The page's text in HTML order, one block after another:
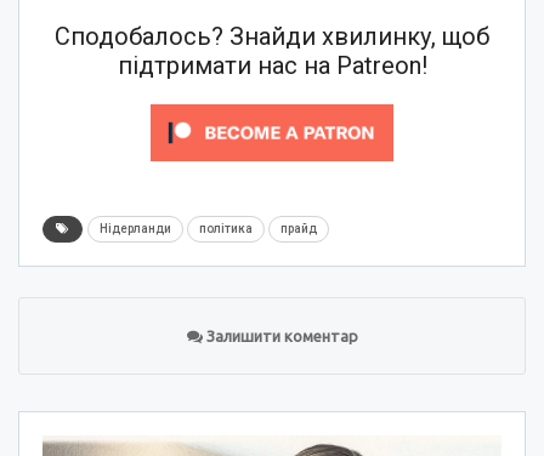
Сподобалось? Знайди хвилинку, щоб
підтримати нас на Patreon!
Нідерланди політика прайд
Залишити коментар